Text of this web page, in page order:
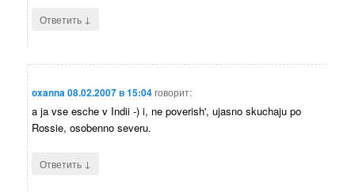
Ответить ↓
oxanna 08.02.2007 в 15:04говорит:
a ja vse esche v Indii -) i, ne poverish', ujasno skuchaju po
Rossie, osobenno severu.
Ответить ↓